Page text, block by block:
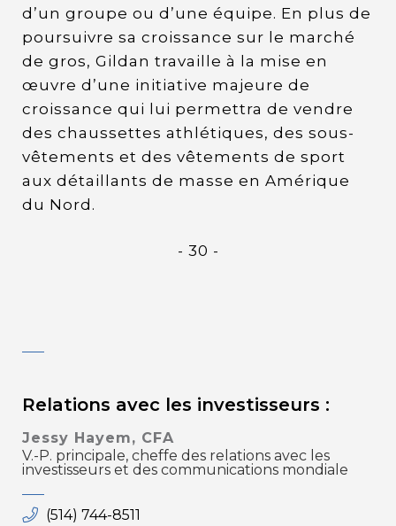
d’un groupe ou d’une équipe. En plus de
poursuivre sa croissance sur le marché
de gros, Gildan travaille à la mise en
œuvre d’une initiative majeure de
croissance qui lui permettra de vendre
des chaussettes athlétiques, des sous-
vêtements et des vêtements de sport
aux détaillants de masse en Amérique
du Nord.
- 30 -
Relations avec les investisseurs :
Jessy Hayem, CFA
V.-P. principale, cheffe des relations avec les
investisseurs et des communications mondiale
(514) 744-8511